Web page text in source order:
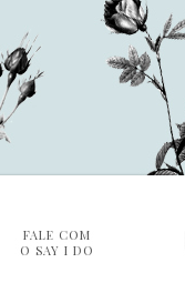
FALE COM
O SAY I DO